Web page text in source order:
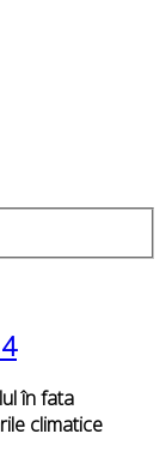
în fata
climatice